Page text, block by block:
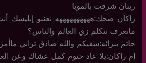
ريتان شرقت بالمويا
راكان ضحك:ههههههههههه نعنبو إبليسك
ماتعرف تتكلم زي العالم والناس؟
حاتم ببرائه:شفيكم والله صادق تراني
إم راكان:يلا عاد حتوم كمل عشاك وعن